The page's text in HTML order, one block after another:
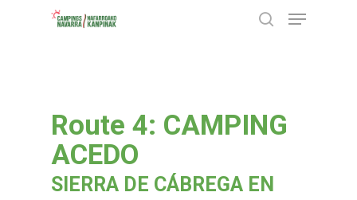
Menu
Route 4: CAMPING
ACEDO
SIERRA DE CÁBREGA EN